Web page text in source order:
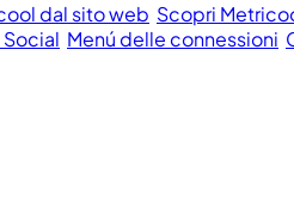
dal sito web Scopri
Menú delle connessioni